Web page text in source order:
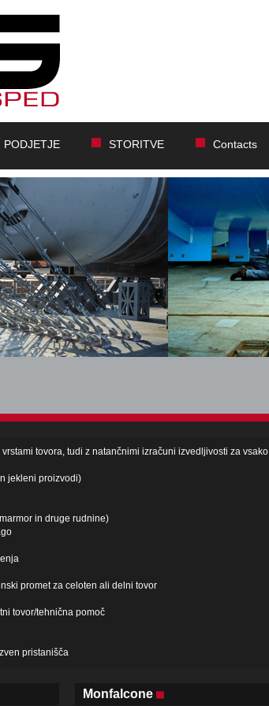
PODJETJE STORITVE Contacts
tovora, tudi z natančnimi izračuni izvedljivosti za vsako
jekleni proizvodi)
in druge rudnine)
promet za celoten ali delni tovor
tovor/tehnična pomoč
pristanišča
Monfalcone